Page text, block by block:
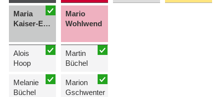
Maria
Kaiser-Eberle
Alois
Hoop
Melanie
Büchel
Mario
Wohlwend
Martin
Büchel
Marion
Gschwenter